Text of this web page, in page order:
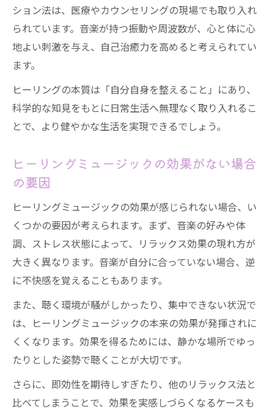
ション法は、医療やカウンセリングの現場でも取り入れ
られています。音楽が持つ振動や周波数が、心と体に心
地よい刺激を与え、自己治癒力を高めると考えられてい
ます。
ヒーリングの本質は「自分自身を整えること」にあり、
科学的な知見をもとに日常生活へ無理なく取り入れるこ
とで、より健やかな生活を実現できるでしょう。
ヒーリングミュージックの効果がない場合
の要因
ヒーリングミュージックの効果が感じられない場合、い
くつかの要因が考えられます。まず、音楽の好みや体
調、ストレス状態によって、リラックス効果の現れ方が
大きく異なります。音楽が自分に合っていない場合、逆
に不快感を覚えることもあります。
また、聴く環境が騒がしかったり、集中できない状況で
は、ヒーリングミュージックの本来の効果が発揮されに
くくなります。効果を得るためには、静かな場所でゆっ
たりとした姿勢で聴くことが大切です。
さらに、即効性を期待しすぎたり、他のリラックス法と
比べてしまうことで、効果を実感しづらくなるケースも